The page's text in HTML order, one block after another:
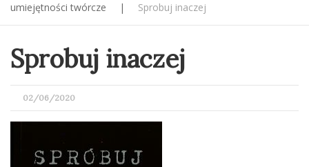
umiejętności twórcze
| Sprobuj inaczej
Sprobuj inaczej
POSTED
ON
02/06/2020